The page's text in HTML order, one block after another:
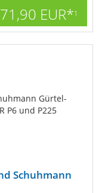
71,90 EUR*1
Schuhmann